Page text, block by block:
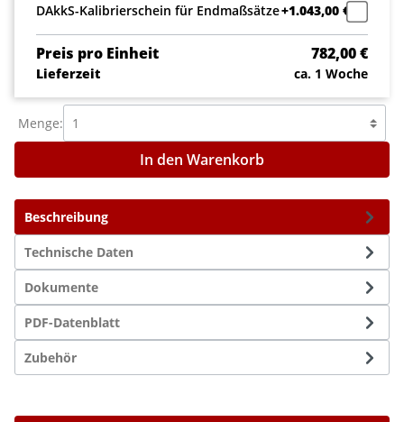
Beschreibung
Technische Daten
Dokumente
PDF-Datenblatt
Zubehör
DAkkS-Kalibrierschein für Endmaßsätze+1.043,00 €
Preis pro Einheit 782,00 €
Lieferzeit ca. 1 Woche
Menge:
In den Warenkorb